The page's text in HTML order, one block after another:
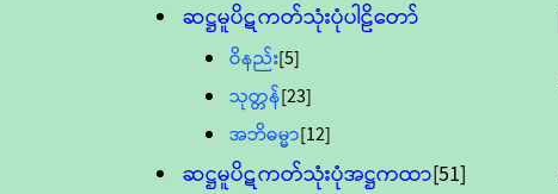
ဆဋ္ဌမူပိဋကတ်သုံးပုံပါဠိတော်
ဝိနည်း[5]
သုတ္တန်[23]
အဘိဓမ္မာ[12]
ဆဋ္ဌမူပိဋကတ်သုံးပုံအဋ္ဌကထာ[51]